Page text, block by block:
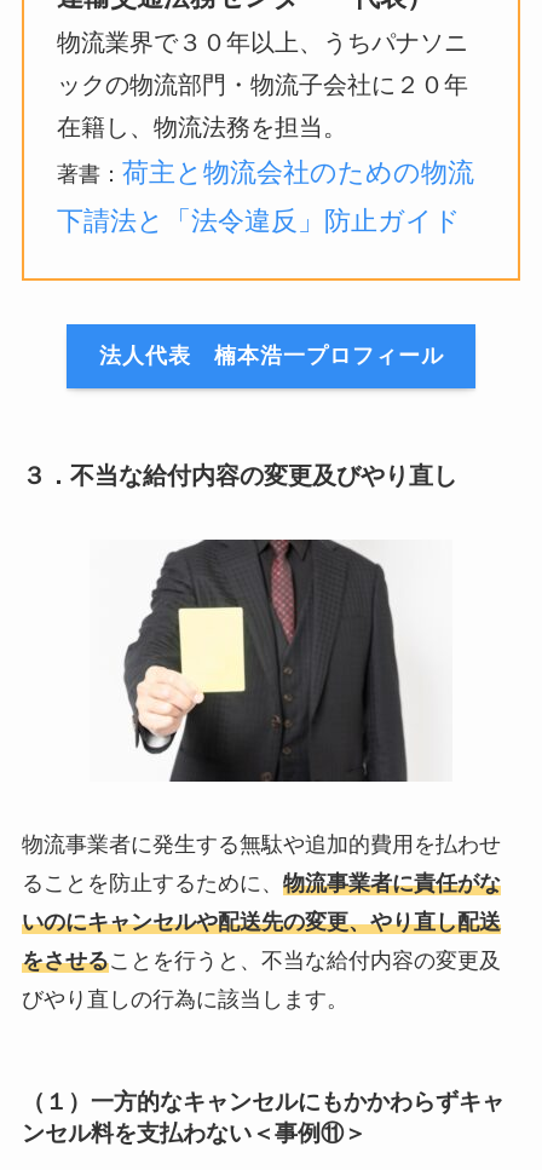
物流業界で３０年以上、うちパナソニ
ックの物流部門・物流子会社に２０年
在籍し、物流法務を担当。
著書： 荷主と物流会社のための物流
下請法と「法令違反」防止ガイド
法人代表 楠本浩一プロフィール
３．不当な給付内容の変更及びやり直し
物流事業者に発生する無駄や追加的費用を払わせ
ることを防止するために、 物流事業者に責任がな
いのにキャンセルや配送先の変更、やり直し配送
をさせることを行うと、不当な給付内容の変更及
びやり直しの行為に該当します。
（１）一方的なキャンセルにもかかわらずキャ
ンセル料を支払わない＜事例⑪＞